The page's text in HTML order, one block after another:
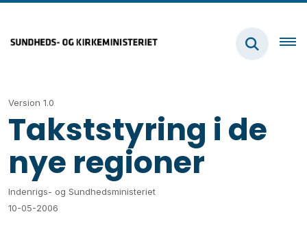
Version 1.0
Takststyring i de
nye regioner
Indenrigs- og Sundhedsministeriet
10-05-2006